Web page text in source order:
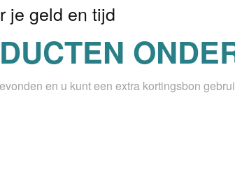
je geld en tijd
en u kunt een extra kortingsbon